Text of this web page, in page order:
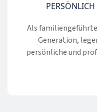
Als
Generation,
persönliche und